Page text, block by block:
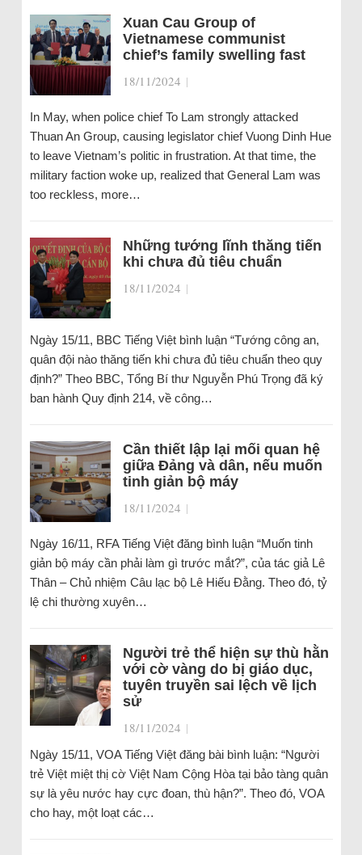
Xuan Cau Group of
Vietnamese communist
chief’s family swelling fast
18/11/2024 |
In May, when police chief To Lam strongly attacked
Thuan An Group, causing legislator chief Vuong Dinh Hue
to leave Vietnam’s politic in frustration. At that time, the
military faction woke up, realized that General Lam was
too reckless, more…
Những tướng lĩnh thăng tiến
khi chưa đủ tiêu chuẩn
18/11/2024 |
Ngày 15/11, BBC Tiếng Việt bình luận “Tướng công an,
quân đội nào thăng tiến khi chưa đủ tiêu chuẩn theo quy
định?” Theo BBC, Tổng Bí thư Nguyễn Phú Trọng đã ký
ban hành Quy định 214, về công…
Cần thiết lập lại mối quan hệ
giữa Đảng và dân, nếu muốn
tinh giản bộ máy
18/11/2024 |
Ngày 16/11, RFA Tiếng Việt đăng bình luận “Muốn tinh
giản bộ máy cần phải làm gì trước mắt?”, của tác giả Lê
Thân – Chủ nhiệm Câu lạc bộ Lê Hiếu Đằng. Theo đó, tỷ
lệ chi thường xuyên…
Người trẻ thể hiện sự thù hằn
với cờ vàng do bị giáo dục,
tuyên truyền sai lệch về lịch
sử
18/11/2024 |
Ngày 15/11, VOA Tiếng Việt đăng bài bình luận: “Người
trẻ Việt miệt thị cờ Việt Nam Cộng Hòa tại bảo tàng quân
sự là yêu nước hay cực đoan, thù hận?”. Theo đó, VOA
cho hay, một loạt các…